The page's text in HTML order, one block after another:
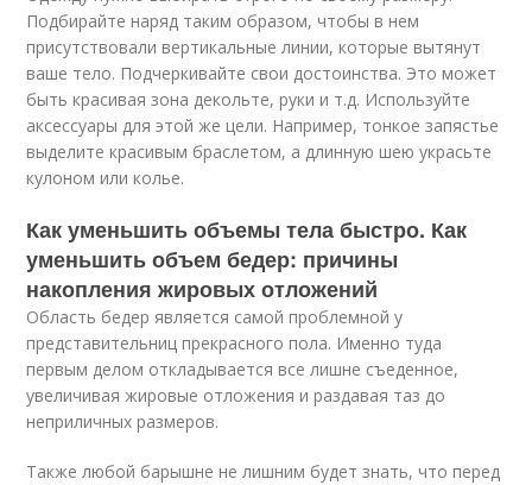
Подбирайте наряд таким образом, чтобы в нем
присутствовали вертикальные линии, которые вытянут
ваше тело. Подчеркивайте свои достоинства. Это может
быть красивая зона декольте, руки и т.д. Используйте
аксессуары для этой же цели. Например, тонкое запястье
выделите красивым браслетом, а длинную шею украсьте
кулоном или колье.
Как уменьшить объемы тела быстро. Как
уменьшить объем бедер: причины
накопления жировых отложений
Область бедер является самой проблемной у
представительниц прекрасного пола. Именно туда
первым делом откладывается все лишне съеденное,
увеличивая жировые отложения и раздавая таз до
неприличных размеров.
Также любой барышне не лишним будет знать, что перед